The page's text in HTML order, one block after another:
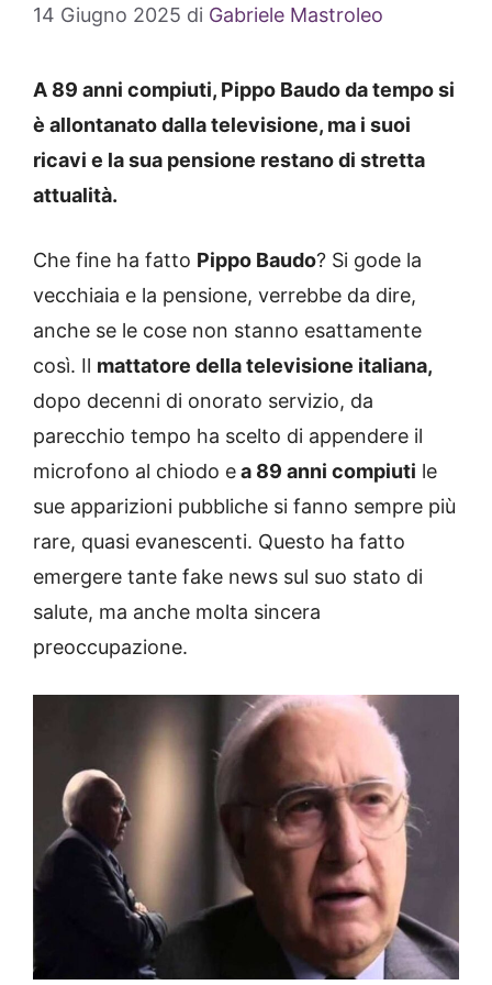
14 Giugno 2025 di Gabriele Mastroleo
A 89 anni compiuti, Pippo Baudo da tempo si
è allontanato dalla televisione, ma i suoi
ricavi e la sua pensione restano di stretta
attualità.
Che fine ha fatto Pippo Baudo? Si gode la
vecchiaia e la pensione, verrebbe da dire,
anche se le cose non stanno esattamente
così. Il mattatore della televisione italiana,
dopo decenni di onorato servizio, da
parecchio tempo ha scelto di appendere il
microfono al chiodo ea 89 anni compiuti le
sue apparizioni pubbliche si fanno sempre più
rare, quasi evanescenti. Questo ha fatto
emergere tante fake news sul suo stato di
salute, ma anche molta sincera
preoccupazione.